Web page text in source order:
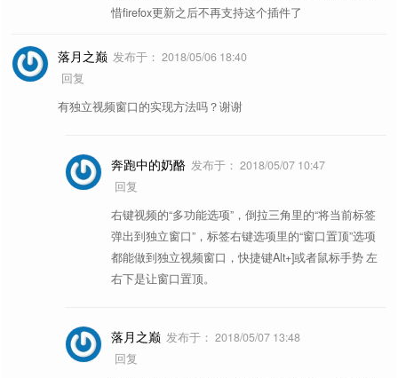
惜firefox更新之后不再支持这个插件了
落月之巅 发布于： 2018/05/06 18:40
回复
有独立视频窗口的实现方法吗？谢谢
奔跑中的奶酪 发布于： 2018/05/07 10:47
回复
右键视频的“多功能选项”，倒拉三角里的“将当前标签
弹出到独立窗口”，标签右键选项里的“窗口置顶”选项
都能做到独立视频窗口，快捷键Alt+]或者鼠标手势 左
右下是让窗口置顶。
落月之巅 发布于： 2018/05/07 13:48
回复